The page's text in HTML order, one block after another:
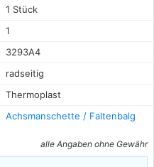
1 Stück
1
3293A4
radseitig
Thermoplast
Achsmanschette / Faltenbalg
alle Angaben ohne Gewähr